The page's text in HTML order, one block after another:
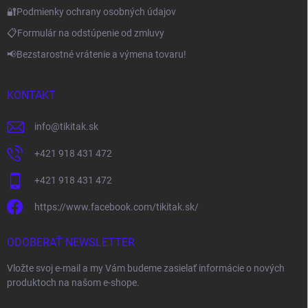
🔐Podmienky ochrany osobných údajov
📋Formulár na odstúpenie od zmluvy
📢Bezstarostné vrátenie a výmena tovaru!
KONTAKT
info@tikitak.sk
+421 918 431 472
+421 918 431 472
https://www.facebook.com/tikitak.sk/
ODOBERAŤ NEWSLETTER
Vložte svoj e-mail a my Vám budeme zasielať informácie o nových
produktoch na našom e-shope.